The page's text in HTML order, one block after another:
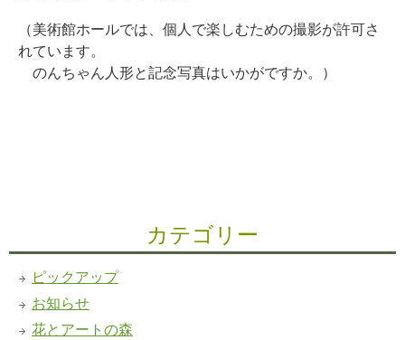
（美術館ホールでは、個人で楽しむための撮影が許可さ
れています。
のんちゃん人形と記念写真はいかがですか。）
カテゴリー
ピックアップ
お知らせ
花とアートの森